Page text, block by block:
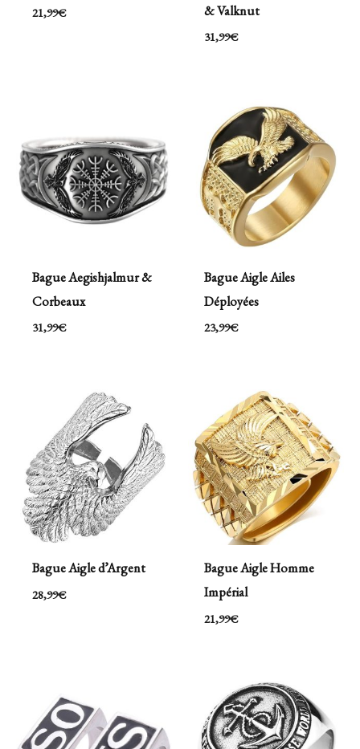
21,99€
& Valknut
31,99€
Bague Aegishjalmur &
Corbeaux
31,99€
Bague Aigle Ailes
Déployées
23,99€
Bague Aigle d’Argent
28,99€
Bague Aigle Homme
Impérial
21,99€